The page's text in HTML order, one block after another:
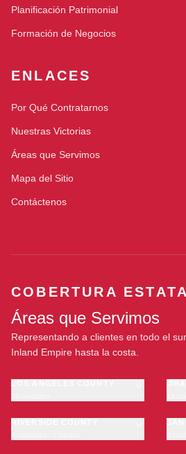
Planificación Patrimonial
Formación de Negocios
ENLACES
Por Qué Contratarnos
Nuestras Victorias
Áreas que Servimos
Mapa del Sitio
Contáctenos
COBERTURA
Áreas que Servimos
Representando a clientes en todo el
Inland Empire hasta la costa.
Glendale